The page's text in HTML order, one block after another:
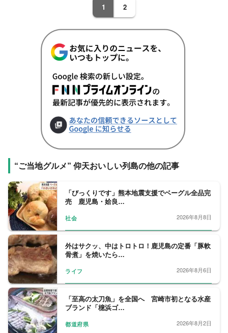
1 2
“ご当地グルメ” 仰天おいしい列島の他の記事
「びっくりです」熊本地震支援でベーグル全品完
売 鹿児島・姶良…
社会 2026年8月8日
外はサクッ、中はトロトロ！鹿児島の定番「豚軟
骨煮」を焼いたら…
ライフ 2026年8月6日
「至高の太刀魚」を全国へ 宮崎市初となる水産
ブランド「檍浜ゴ…
都道府県 2026年8月2日